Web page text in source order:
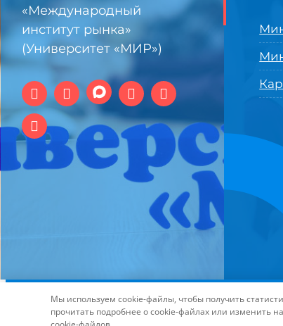
«Международный
институт рынка»
(Университет «МИР»)
технологий и
Мы используем cookie-файлы, чтобы получить
прочитать подробнее о cookie-файлах или изменить